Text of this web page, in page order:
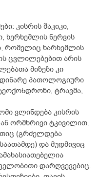
კისრის შაკიკი,
ხერხემლის ნერვის
რომელიც ხარხემლის
ცვლილებებით არის
მიზეზი კი
პათოლოგიური
ტრავმა,
ვლინდება კისრის
ორმხრივი ტკივილით.
(გრძელდება
და მუდმივიც
დარღვევებიც.